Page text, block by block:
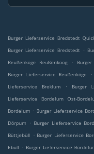
Burger Lieferservice Bredstedt
Burger Lieferservice Bredstedt .
Reußenköge Reußenkoog
.
Burger Lieferservice Reußenköge
.
Lieferservice Breklum
. Burger
Lieferservice Bordelum Ost-
Bordelum . Burger Lieferservice
Dörpum
. Burger Lieferservice
Büttjebüll . Burger Lieferservice
Ebüll . Burger Lieferservice